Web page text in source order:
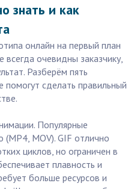
знать и как
онлайн на первый план
очевидны заказчику,
Разберём пять
сделать правильный
Популярные
MOV). GIF отлично
циклов, но ограничен в
плавность и
больше ресурсов и